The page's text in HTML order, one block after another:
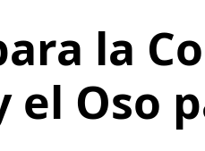
la
Oso